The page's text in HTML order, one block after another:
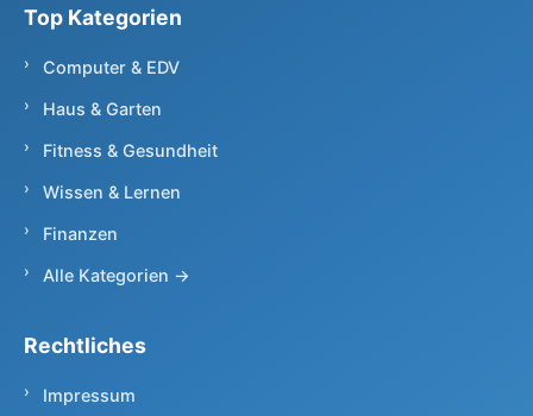
Top Kategorien
Computer & EDV
Haus & Garten
Fitness & Gesundheit
Wissen & Lernen
Finanzen
Alle Kategorien →
Rechtliches
Impressum